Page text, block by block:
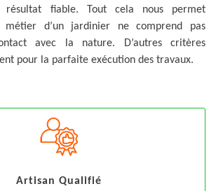
résultat fiable. Tout cela nous permet
métier d’un jardinier ne comprend pas
avec la nature. D’autres critères
pour la parfaite exécution des travaux.
Artisan Qualifié